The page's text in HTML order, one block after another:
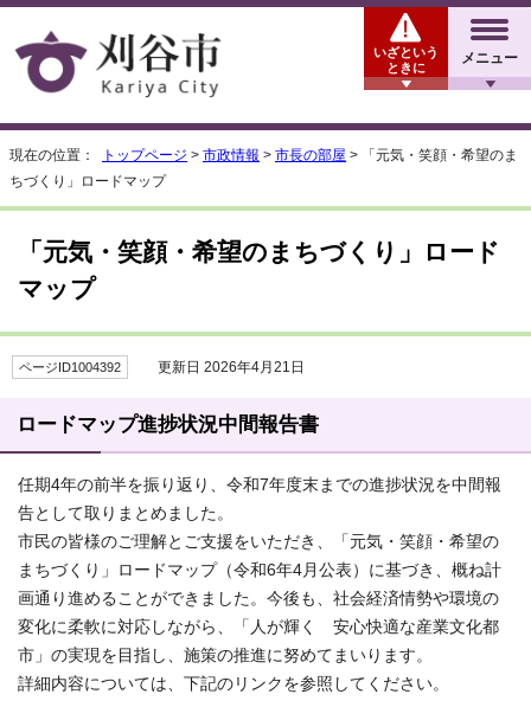
メニュー
いざという
ときに
現在の位置： トップページ > 市政情報 > 市長の部屋 > 「元気・笑顔・希望のま
ちづくり」ロードマップ
「元気・笑顔・希望のまちづくり」ロード
マップ
ページID1004392 更新日 2026年4月21日
ロードマップ進捗状況中間報告書
任期4年の前半を振り返り、令和7年度末までの進捗状況を中間報
告として取りまとめました。
市民の皆様のご理解とご支援をいただき、「元気・笑顔・希望の
まちづくり」ロードマップ（令和6年4月公表）に基づき、概ね計
画通り進めることができました。今後も、社会経済情勢や環境の
変化に柔軟に対応しながら、「人が輝く 安心快適な産業文化都
市」の実現を目指し、施策の推進に努めてまいります。
詳細内容については、下記のリンクを参照してください。